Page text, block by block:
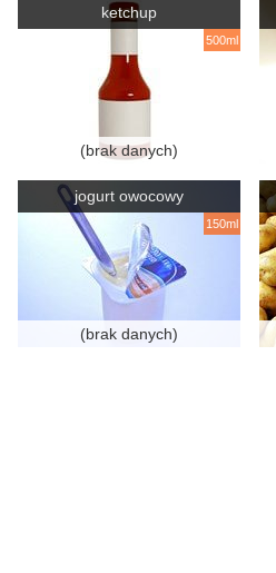
ketchup
500ml
(brak danych)
jogurt owocowy
150ml
(brak danych)